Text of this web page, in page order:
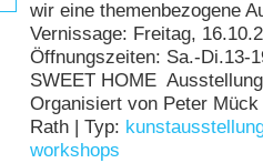
wir eine themenbezogene
Vernissage: Freitag,
Öffnungszeiten: Sa.-Di.13-
SWEET HOME
Organisiert von Peter
Rath | Typ:
workshops